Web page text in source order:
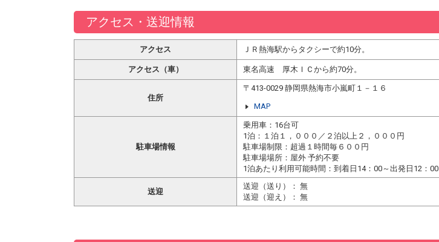
アクセス・送迎情報
アクセス ＪＲ熱海駅からタクシーで約10分。
アクセス（車） 東名高速 厚木ＩＣから約70分。
住所
〒413-0029 静岡県熱海市小嵐町１－１６
MAP
駐車場情報
乗用車：16台可
1泊：１泊１，０００／２泊以上２，０００円
駐車場制限：超過１時間毎６００円
駐車場場所：屋外 予約不要
1泊あたり利用可能時間：到着日14：00～出発日12：00
送迎
送迎（送り）： 無
送迎（迎え）： 無